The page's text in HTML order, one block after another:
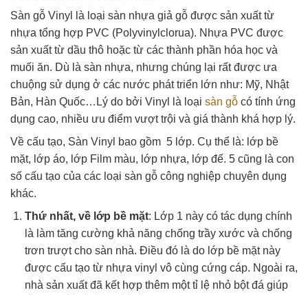
Sàn gỗ Vinyl là loại sàn nhựa giả gỗ được sản xuất từ
nhựa tổng hợp PVC (Polyvinylclorua). Nhựa PVC được
sản xuất từ dầu thô hoặc từ các thành phần hóa học và
muối ăn. Dù là sàn nhựa, nhưng chúng lại rất được ưa
chuộng sử dụng ở các nước phát triển lớn như: Mỹ, Nhật
Bản, Hàn Quốc…Lý do bởi Vinyl là loại sàn gỗ có tính ứng
dụng cao, nhiều ưu điểm vượt trội và giá thành khá hợp lý.
Về cấu tạo, Sàn Vinyl bao gồm 5 lớp. Cụ thể là: lớp bề
mặt, lớp áo, lớp Film màu, lớp nhựa, lớp đế. 5 cũng là con
số cấu tạo của các loại sàn gỗ công nghiệp chuyên dụng
khác.
Thứ nhất, về lớp bề mặt: Lớp 1 này có tác dụng chính
là làm tăng cường khả năng chống trầy xước và chống
trơn trượt cho sàn nhà. Điều đó là do lớp bề mặt này
được cấu tạo từ nhựa vinyl vô cùng cứng cáp. Ngoài ra,
nhà sản xuất đã kết hợp thêm một tỉ lệ nhỏ bột đá giúp